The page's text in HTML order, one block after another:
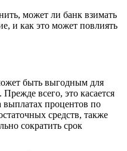
может ли банк взимать
и как это может повлиять
быть выгодным для
всего, это касается
выплатах процентов по
средств, также
сократить срок